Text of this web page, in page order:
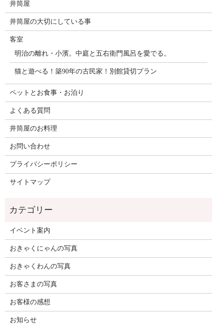
井筒屋
井筒屋の大切にしている事
客室
明治の離れ・小濱。中庭と五右衛門風呂を愛でる。
猫と遊べる！築90年の古民家！別館貸切プラン
ペットとお食事・お泊り
よくある質問
井筒屋のお料理
お問い合わせ
プライバシーポリシー
サイトマップ
イベント案内
おきゃくにゃんの写真
おきゃくわんの写真
お客さまの写真
お客様の感想
お知らせ